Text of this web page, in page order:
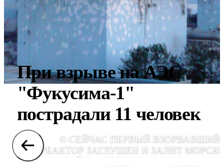
При взрыве на АЭС
"Фукусима-1"
пострадали 11 человек
© СЕЙЧАС ПЕРВЫЙ
РЕАКТОР ЗАГЛУШЕН И ЗАЛИТ
ВОДОЙ. НА ТРЕТЬЕМ, БОЛЕЕ